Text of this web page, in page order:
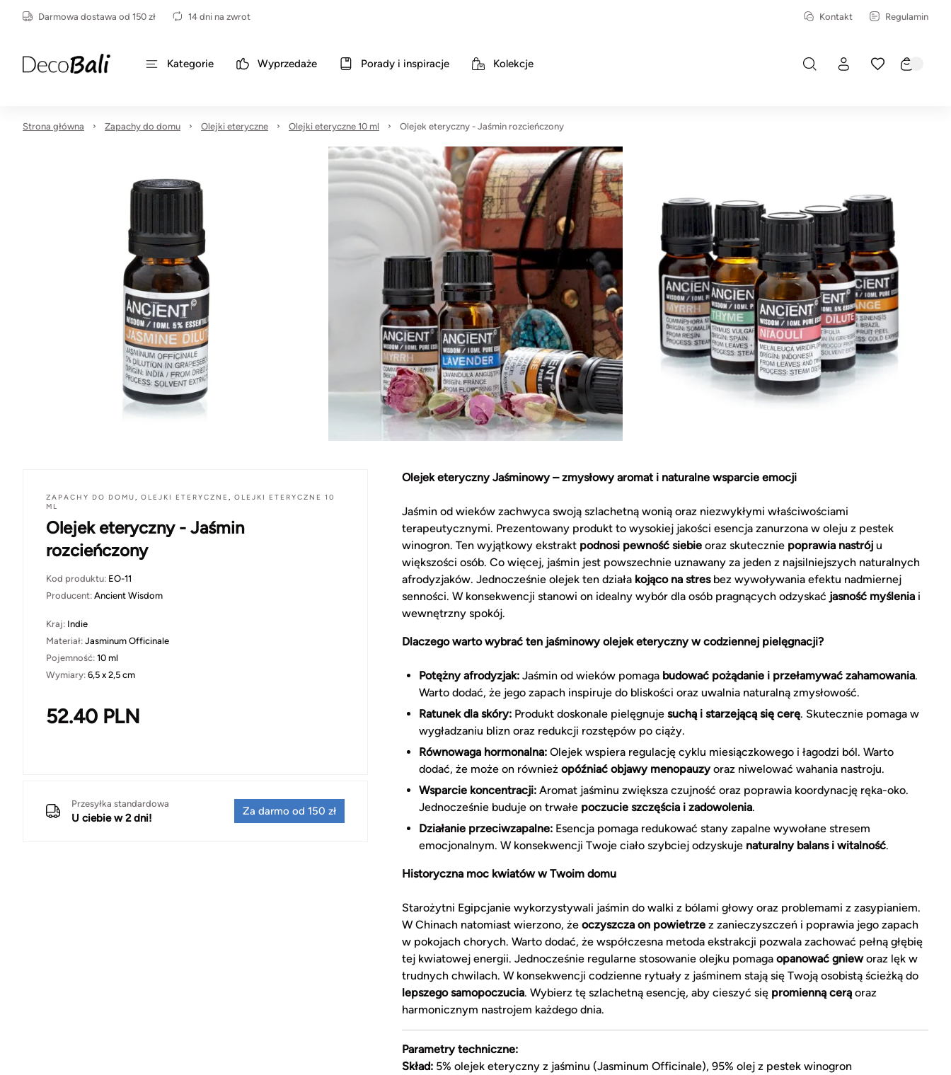
Darmowa dostawa od 150 zł 14 dni na zwrot Kontakt Regulamin
Kategorie Wyprzedaże Porady i inspiracje Kolekcje
Strona główna Zapachy do domu Olejki eteryczne Olejki eteryczne 10 ml Olejek eteryczny - Jaśmin rozcieńczony
ZAPACHY DO DOMU, OLEJKI ETERYCZNE , OLEJKI ETERYCZNE 10
ML
Olejek eteryczny - Jaśmin
rozcieńczony
Kod produktu: EO-11
Producent: Ancient Wisdom
Kraj: Indie
Materiał: Jasminum Officinale
Pojemność: 10 ml
Wymiary: 6,5 x 2,5 cm
52.40 PLN
Przesyłka standardowa
U ciebie w 2 dni!
Za darmo od 150 zł
Olejek eteryczny Jaśminowy – zmysłowy aromat i naturalne wsparcie emocji
Jaśmin od wieków zachwyca swoją szlachetną wonią oraz niezwykłymi właściwościami
terapeutycznymi. Prezentowany produkt to wysokiej jakości esencja zanurzona w oleju z pestek
winogron. Ten wyjątkowy ekstrakt podnosi pewność siebie oraz skutecznie poprawia nastrój u
większości osób. Co więcej, jaśmin jest powszechnie uznawany za jeden z najsilniejszych naturalnych
afrodyzjaków. Jednocześnie olejek ten działa kojąco na stresbez wywoływania efektu nadmiernej
senności. W konsekwencji stanowi on idealny wybór dla osób pragnących odzyskać jasność myślenia i
wewnętrzny spokój.
Dlaczego warto wybrać ten jaśminowy olejek eteryczny w codziennej pielęgnacji?
Potężny afrodyzjak: Jaśmin od wieków pomaga budować pożądanie i przełamywać zahamowania.
Warto dodać, że jego zapach inspiruje do bliskości oraz uwalnia naturalną zmysłowość.
Ratunek dla skóry: Produkt doskonale pielęgnuje suchą i starzejącą się cerę. Skutecznie pomaga w
wygładzaniu blizn oraz redukcji rozstępów po ciąży.
Równowaga hormonalna: Olejek wspiera regulację cyklu miesiączkowego i łagodzi ból. Warto
dodać, że może on również opóźniać objawy menopauzyoraz niwelować wahania nastroju.
Wsparcie koncentracji: Aromat jaśminu zwiększa czujność oraz poprawia koordynację ręka-oko.
Jednocześnie buduje on trwałe poczucie szczęścia i zadowolenia.
Działanie przeciwzapalne: Esencja pomaga redukować stany zapalne wywołane stresem
emocjonalnym. W konsekwencji Twoje ciało szybciej odzyskuje naturalny balans i witalność.
Historyczna moc kwiatów w Twoim domu
Starożytni Egipcjanie wykorzystywali jaśmin do walki z bólami głowy oraz problemami z zasypianiem.
W Chinach natomiast wierzono, że oczyszcza on powietrze z zanieczyszczeń i poprawia jego zapach
w pokojach chorych. Warto dodać, że współczesna metoda ekstrakcji pozwala zachować pełną głębię
tej kwiatowej energii. Jednocześnie regularne stosowanie olejku pomaga opanować gnieworaz lęk w
trudnych chwilach. W konsekwencji codzienne rytuały z jaśminem stają się Twoją osobistą ścieżką do
lepszego samopoczucia. Wybierz tę szlachetną esencję, aby cieszyć się promienną cerąoraz
harmonicznym nastrojem każdego dnia.
Parametry techniczne:
Skład: 5% olejek eteryczny z jaśminu (Jasminum Officinale), 95% olej z pestek winogron